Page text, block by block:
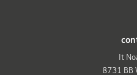
It
8731 BB